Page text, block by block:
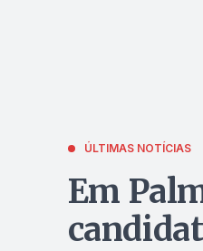
ÚLTIMAS NOTÍCIAS
Em